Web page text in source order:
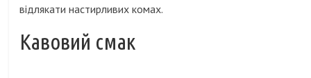
відлякати настирливих комах.
Кавовий смак